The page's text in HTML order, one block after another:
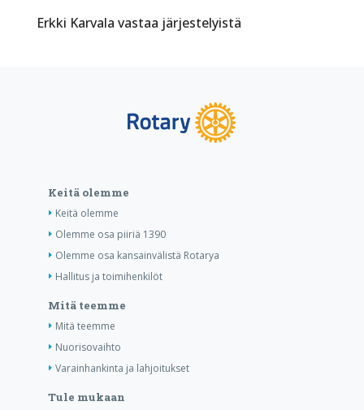
Erkki Karvala vastaa järjestelyistä
Keitä olemme
Keitä olemme
Olemme osa piiriä 1390
Olemme osa kansainvälistä Rotarya
Hallitus ja toimihenkilöt
Mitä teemme
Mitä teemme
Nuorisovaihto
Varainhankinta ja lahjoitukset
Tule mukaan